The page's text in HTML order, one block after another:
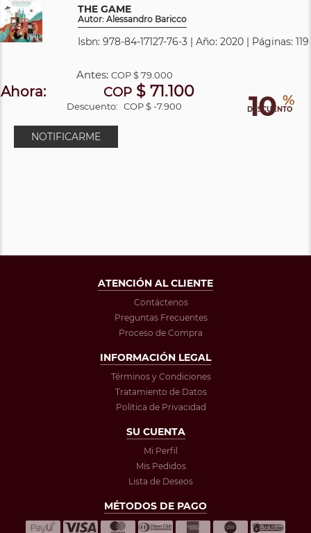
THE GAME
Autor: Alessandro Baricco
Isbn: 978-84-17127-76-3 | Año: 2020 | Páginas: 119
10 %
DESCUENTO
Antes: COP$ 79.000
Ahora: COP$ 71.100
Descuento: COP $ -7.900
NOTIFICARME
ATENCIÓN AL CLIENTE
Contáctenos
Preguntas Frecuentes
Proceso de Compra
INFORMACIÓN LEGAL
Términos y Condiciones
Tratamiento de Datos
Política de Privacidad
SU CUENTA
Mi Perfil
Mis Pedidos
Lista de Deseos
MÉTODOS DE PAGO